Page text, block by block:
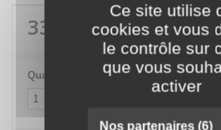
Ce site utilise
cookies et vous
le contrôle sur
que vous
activer
Nos partenaires (6)
330,00 €TTC
Quantité